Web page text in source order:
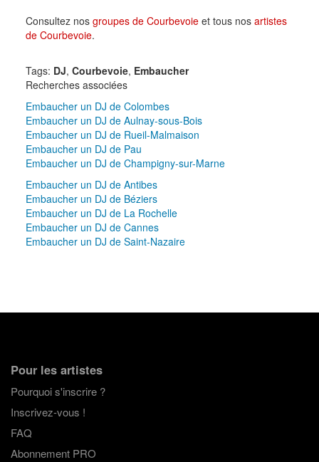
Consultez nos groupes de Courbevoieet tous nos artistes
de Courbevoie.
Tags: DJ, Courbevoie, Embaucher
Recherches associées
Embaucher un DJ de Colombes
Embaucher un DJ de Aulnay-sous-Bois
Embaucher un DJ de Rueil-Malmaison
Embaucher un DJ de Pau
Embaucher un DJ de Champigny-sur-Marne
Embaucher un DJ de Antibes
Embaucher un DJ de Béziers
Embaucher un DJ de La Rochelle
Embaucher un DJ de Cannes
Embaucher un DJ de Saint-Nazaire
Pour les artistes
Pourquoi s'inscrire ?
Inscrivez-vous !
FAQ
Abonnement PRO